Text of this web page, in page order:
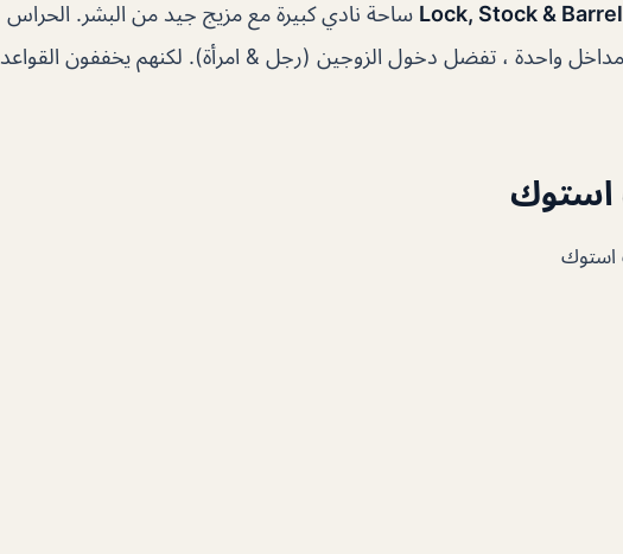
ساحة نادي كبيرة مع مزيج جيد من البشر. الحراس
واحدة ، تفضل دخول الزوجين (رجل & امرأة). لكنهم يخففون القواعد
استوك
استوك